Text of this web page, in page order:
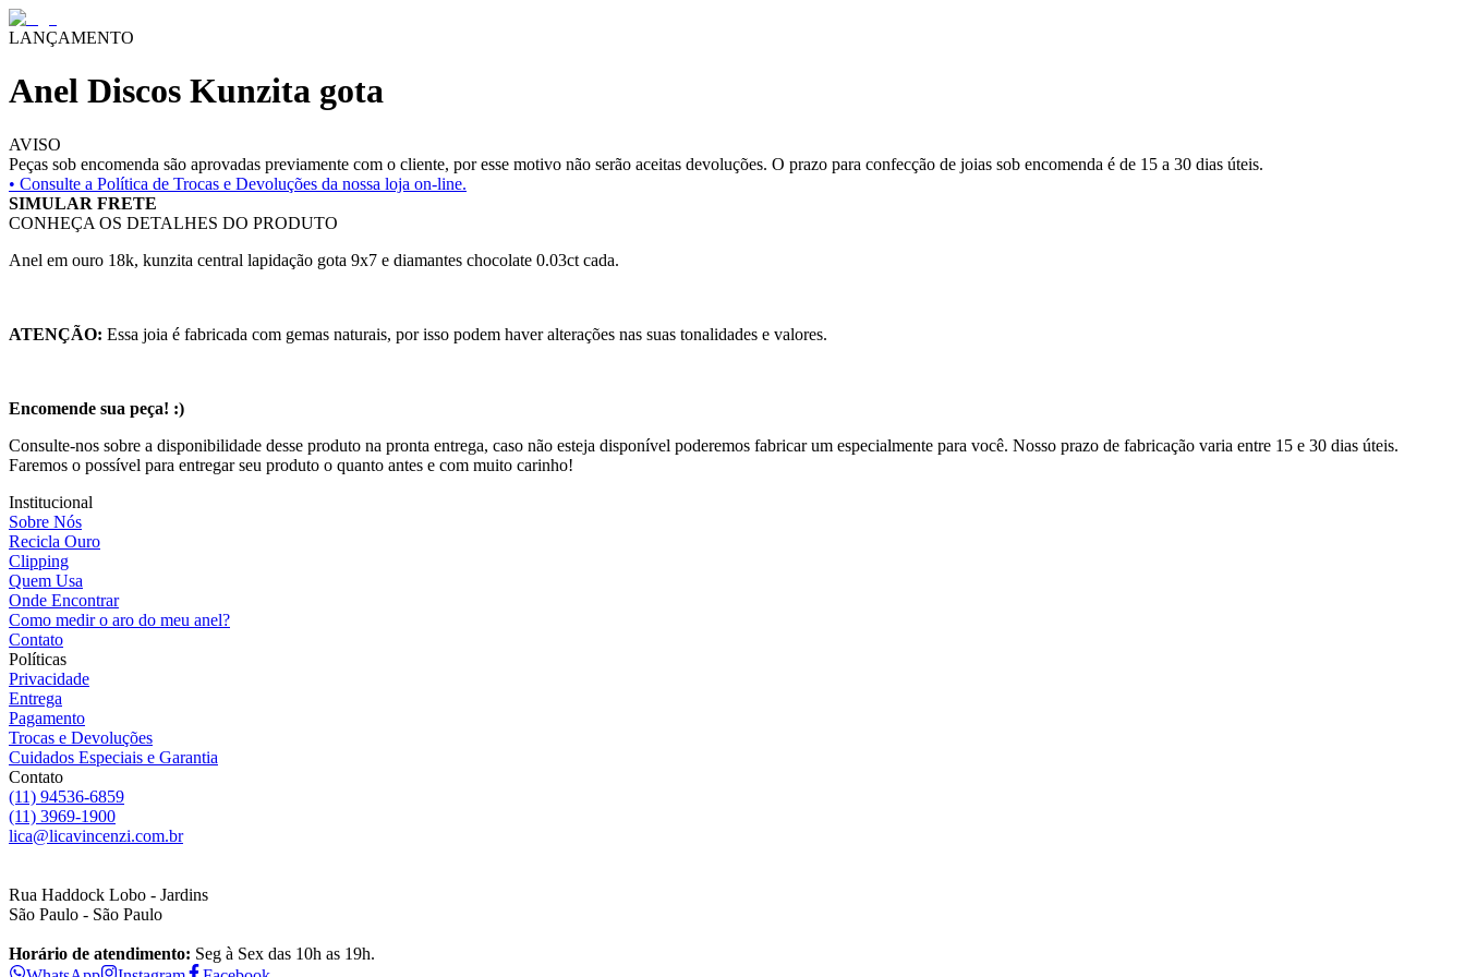
LANÇAMENTO
Anel Discos Kunzita gota
AVISO
Peças sob encomenda são aprovadas previamente com o cliente, por esse motivo não serão aceitas devoluções. O prazo para confecção de joias sob encomenda é de 15 a 30 dias úteis.
• Consulte a Política de Trocas e Devoluções da nossa loja on-line.
SIMULAR FRETE
CONHEÇA OS DETALHES DO PRODUTO
Anel em ouro 18k, kunzita central lapidação gota 9x7 e diamantes chocolate 0.03ct cada.
ATENÇÃO: Essa joia é fabricada com gemas naturais, por isso podem haver alterações nas suas tonalidades e valores.
Encomende sua peça! :)
Consulte-nos sobre a disponibilidade desse produto na pronta entrega, caso não esteja disponível poderemos fabricar um especialmente para você. Nosso prazo de fabricação varia entre 15 e 30 dias úteis.
Faremos o possível para entregar seu produto o quanto antes e com muito carinho!
Institucional
Sobre Nós
Recicla Ouro
Clipping
Quem Usa
Onde Encontrar
Como medir o aro do meu anel?
Contato
Políticas
Privacidade
Entrega
Pagamento
Trocas e Devoluções
Cuidados Especiais e Garantia
Contato
(11) 94536-6859
(11) 3969-1900
lica@licavincenzi.com.br
Rua Haddock Lobo - Jardins
São Paulo - São Paulo
Horário de atendimento: Seg à Sex das 10h as 19h.